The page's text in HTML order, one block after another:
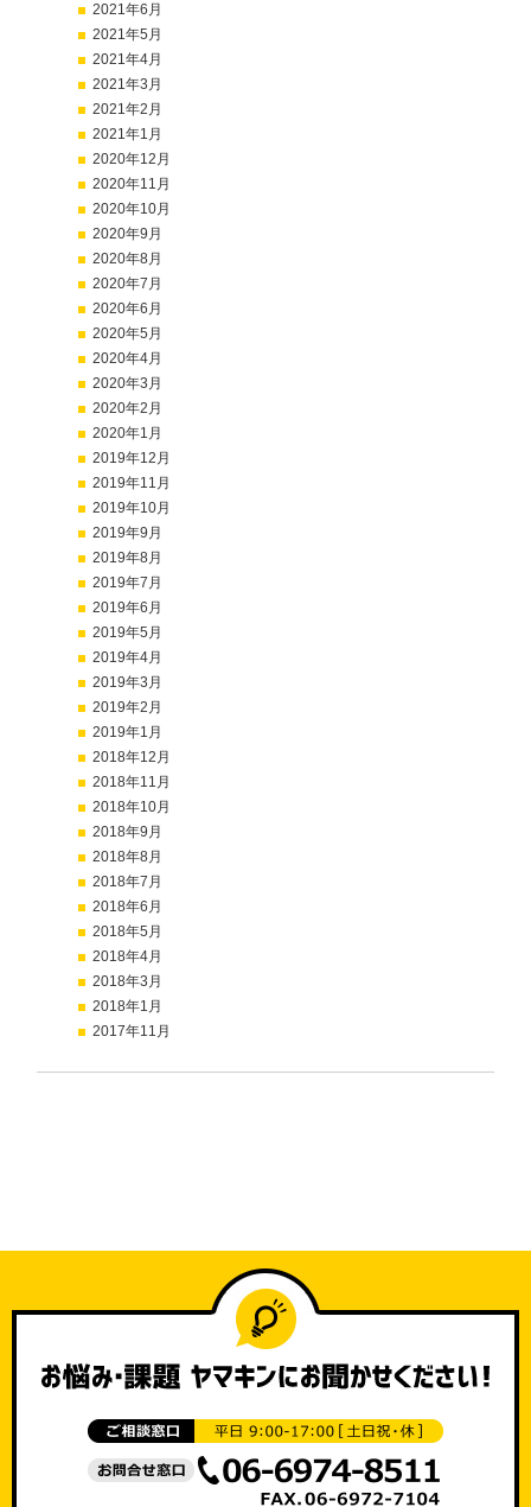
2021年6月
2021年5月
2021年4月
2021年3月
2021年2月
2021年1月
2020年12月
2020年11月
2020年10月
2020年9月
2020年8月
2020年7月
2020年6月
2020年5月
2020年4月
2020年3月
2020年2月
2020年1月
2019年12月
2019年11月
2019年10月
2019年9月
2019年8月
2019年7月
2019年6月
2019年5月
2019年4月
2019年3月
2019年2月
2019年1月
2018年12月
2018年11月
2018年10月
2018年9月
2018年8月
2018年7月
2018年6月
2018年5月
2018年4月
2018年3月
2018年1月
2017年11月